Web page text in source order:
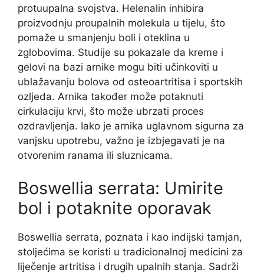
protuupalna svojstva. Helenalin inhibira
proizvodnju proupalnih molekula u tijelu, što
pomaže u smanjenju boli i oteklina u
zglobovima. Studije su pokazale da kreme i
gelovi na bazi arnike mogu biti učinkoviti u
ublažavanju bolova od osteoartritisa i sportskih
ozljeda. Arnika također može potaknuti
cirkulaciju krvi, što može ubrzati proces
ozdravljenja. Iako je arnika uglavnom sigurna za
vanjsku upotrebu, važno je izbjegavati je na
otvorenim ranama ili sluznicama.
Boswellia serrata: Umirite
bol i potaknite oporavak
Boswellia serrata, poznata i kao indijski tamjan,
stoljećima se koristi u tradicionalnoj medicini za
liječenje artritisa i drugih upalnih stanja. Sadrži